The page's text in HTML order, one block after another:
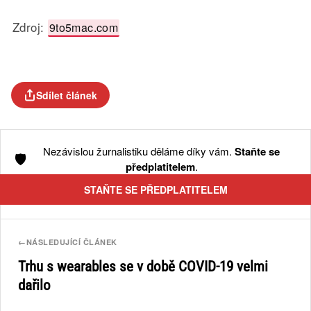
Zdroj: 9to5mac.com
Sdílet článek
🛡️ Nezávislou žurnalistiku děláme díky vám. Staňte se
předplatitelem.
STAŇTE SE PŘEDPLATITELEM
←NÁSLEDUJÍCÍ ČLÁNEK
Trhu s wearables se v době COVID-19 velmi
dařilo